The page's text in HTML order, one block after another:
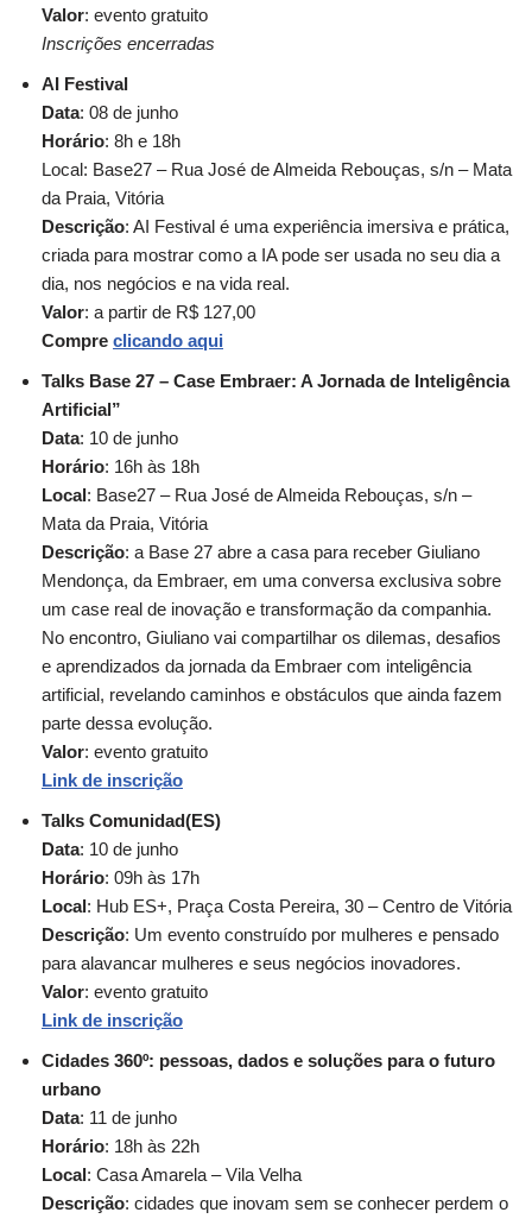
Valor: evento gratuito
Inscrições encerradas
AI Festival
Data: 08 de junho
Horário: 8h e 18h
Local: Base27 – Rua José de Almeida Rebouças, s/n – Mata
da Praia, Vitória
Descrição: AI Festival é uma experiência imersiva e prática,
criada para mostrar como a IA pode ser usada no seu dia a
dia, nos negócios e na vida real.
Valor: a partir de R$ 127,00
Compre clicando aqui
Talks Base 27 – Case Embraer: A Jornada de Inteligência
Artificial”
Data: 10 de junho
Horário: 16h às 18h
Local: Base27 – Rua José de Almeida Rebouças, s/n –
Mata da Praia, Vitória
Descrição: a Base 27 abre a casa para receber Giuliano
Mendonça, da Embraer, em uma conversa exclusiva sobre
um case real de inovação e transformação da companhia.
No encontro, Giuliano vai compartilhar os dilemas, desafios
e aprendizados da jornada da Embraer com inteligência
artificial, revelando caminhos e obstáculos que ainda fazem
parte dessa evolução.
Valor: evento gratuito
Link de inscrição
Talks Comunidad(ES)
Data: 10 de junho
Horário: 09h às 17h
Local: Hub ES+, Praça Costa Pereira, 30 – Centro de Vitória
Descrição: Um evento construído por mulheres e pensado
para alavancar mulheres e seus negócios inovadores.
Valor: evento gratuito
Link de inscrição
Cidades 360º: pessoas, dados e soluções para o futuro
urbano
Data: 11 de junho
Horário: 18h às 22h
Local: Casa Amarela – Vila Velha
Descrição: cidades que inovam sem se conhecer perdem o